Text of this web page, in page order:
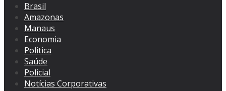
Brasil
Amazonas
Manaus
Economia
Politica
Saúde
Policial
Notícias Corporativas